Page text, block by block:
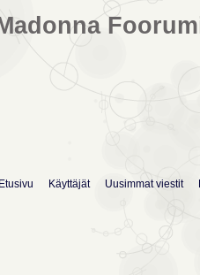
Etusivu Käyttäjät Uusimmat viestit